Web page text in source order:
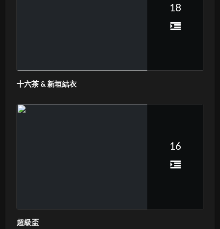
18
十六茶 & 新垣結衣
16
超級盃